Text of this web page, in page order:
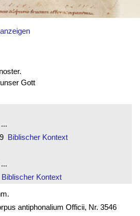
Gott
Biblischer Kontext
Biblischer Kontext
antiphonalium Officii, Nr. 3546